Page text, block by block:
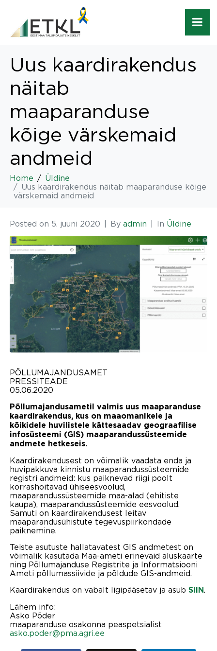
Uus kaardirakendus
näitab
maaparanduse
kõige värskemaid
andmeid
Home
Üldine
Uus kaardirakendus näitab maaparanduse kõige
värskemaid andmeid
Posted on 5. juuni 2020 By admin In Üldine
PÕLLUMAJANDUSAMET
PRESSITEADE
05.06.2020
Põllumajandusametil valmis uus maaparanduse
kaardirakendus, kus on maaomanikele ja
kõikidele huvilistele kättesaadav geograafilise
infosüsteemi (GIS) maaparandussüsteemide
andmete hetkeseis.
Kaardirakendusest on võimalik vaadata enda ja
huvipakkuva kinnistu maaparandussüsteemide
registri andmeid: kus paiknevad riigi poolt
korrashoitavad ühiseesvoolud,
maaparandussüsteemide maa-alad (ehitiste
kaupa), maaparandussüsteemide eesvoolud.
Samuti on kaardirakendusest leitav
maaparandusühistute tegevuspiirkondade
paiknemine.
Teiste asutuste hallatavatest GIS andmetest on
võimalik kasutada Maa-ameti erinevaid aluskaarte
ning Põllumajanduse Registrite ja Informatsiooni
Ameti põllumassiivide ja põldude GIS-andmeid.
Kaardirakendus on vabalt ligipääsetav ja asub SIIN.
Lähem info:
Asko Põder
maaparanduse osakonna peaspetsialist
asko.poder@pma.agri.ee